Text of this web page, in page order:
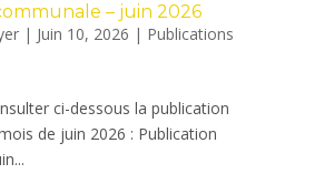
– juin 2026
| Juin 10, 2026 | Publications
ci-dessous la publication
de juin 2026 : Publication